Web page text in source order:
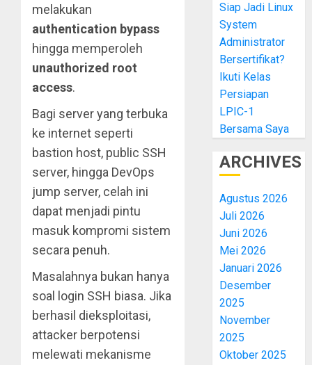
melakukan
authentication bypass
hingga memperoleh
unauthorized root
access.
Bagi server yang terbuka
ke internet seperti
bastion host, public SSH
server, hingga DevOps
jump server, celah ini
dapat menjadi pintu
masuk kompromi sistem
secara penuh.
Masalahnya bukan hanya
soal login SSH biasa. Jika
berhasil dieksploitasi,
attacker berpotensi
melewati mekanisme
Siap Jadi Linux
System
Administrator
Bersertifikat?
Ikuti Kelas
Persiapan
LPIC-1
Bersama Saya
ARCHIVES
Agustus 2026
Juli 2026
Juni 2026
Mei 2026
Januari 2026
Desember
2025
November
2025
Oktober 2025